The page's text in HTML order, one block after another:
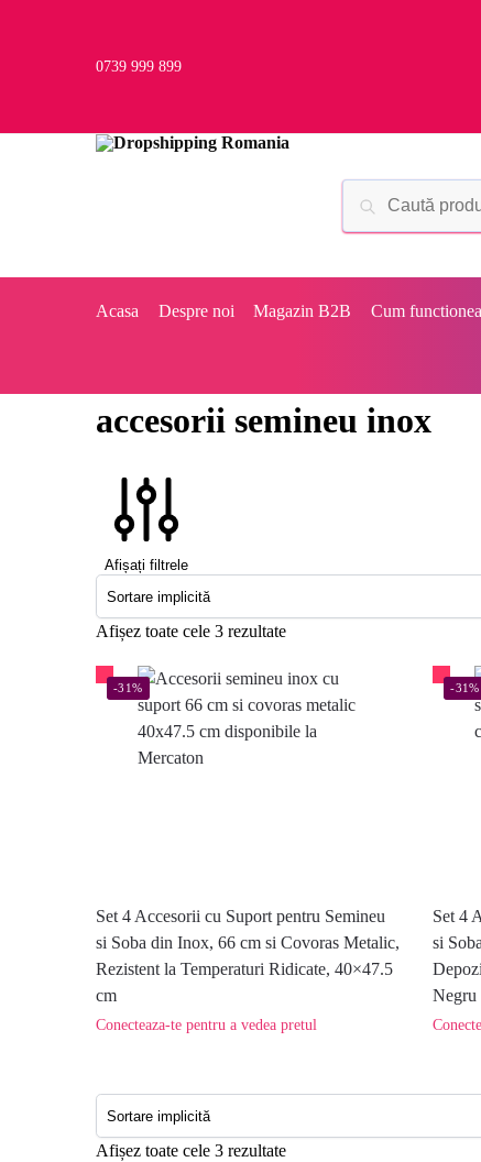
0739 999 899
Acasa Despre noi Magazin B2B Cum
accesorii semineu inox
Afișați filtrele
Afișez toate cele 3 rezultate
-31%
Set 4 Accesorii cu Suport pentru Semineu
si Soba din Inox, 66 cm si Covoras Metalic,
Rezistent la Temperaturi Ridicate, 40×47.5
cm
Conecteaza-te pentru a vedea pretul
-31%
Set 4
si
Negru
Afișez toate cele 3 rezultate